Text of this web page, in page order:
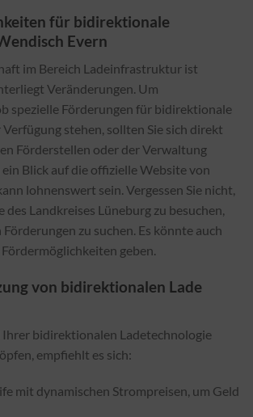
für bidirektionale
Evern
im Bereich Ladeinfrastruktur ist
Veränderungen. Um
spezielle Förderungen für bidirektionale
stehen, sollten Sie sich direkt
Förderstellen oder der Verwaltung
Blick auf die offizielle Website von
lohnenswert sein. Vergessen Sie nicht,
des Landkreises Lüneburg zu besuchen,
zu suchen. Es könnte auch
geben.
von bidirektionalen Lade
Ihrer bidirektionalen Ladetechnologie
empfiehlt es sich:
mit dynamischen Strompreisen, um Geld